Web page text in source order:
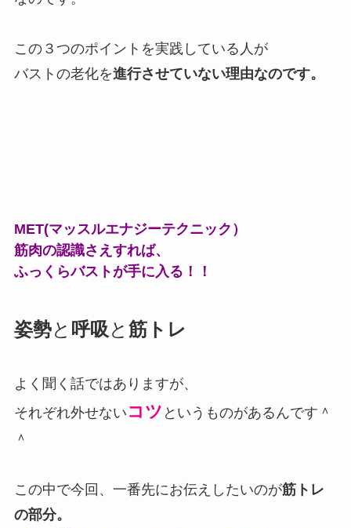
この３つのポイントを実践している人が
バストの老化を進行させていない理由なのです。
MET(マッスルエナジーテクニック）
筋肉の認識さえすれば、
ふっくらバストが手に入る！！
姿勢と 呼吸 と 筋トレ
よく聞く話ではありますが、
それぞれ外せない コツ というものがあるんです＾
＾
この中で今回、一番先にお伝えしたいのが筋トレ
の部分。